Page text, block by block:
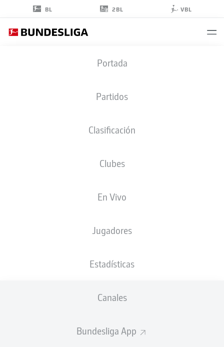
BL 2BL VBL
Portada
Partidos
Clasificación
Clubes
En Vivo
Jugadores
Estadísticas
Canales
Bundesliga App
25.07.2002
TAMAÑO